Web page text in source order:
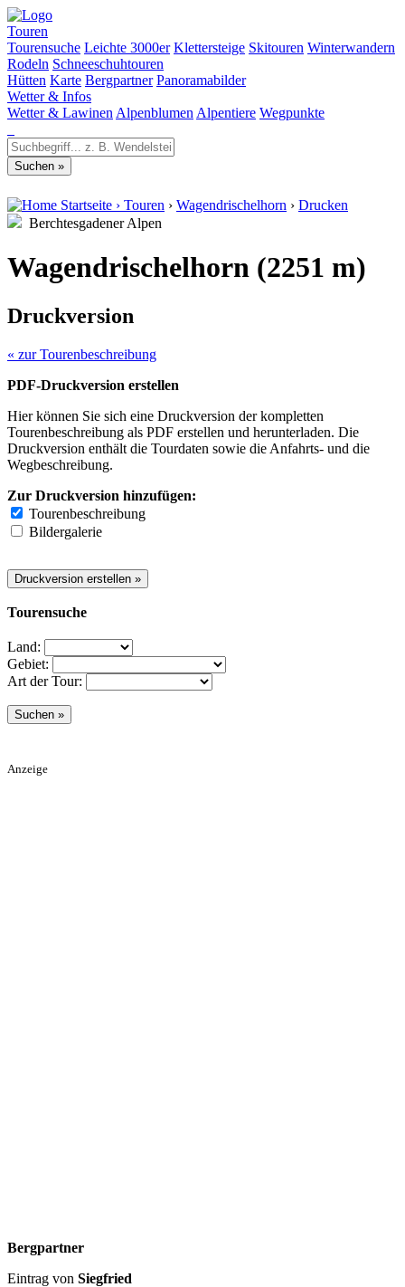
Touren
Tourensuche Leichte 3000er Klettersteige Skitouren Winterwandern
Rodeln Schneeschuhtouren
Hütten Karte Bergpartner Panoramabilder
Wetter & Infos
Wetter & Lawinen Alpenblumen Alpentiere Wegpunkte
Startseite › Touren › Wagendrischelhorn › Drucken
Berchtesgadener Alpen
Wagendrischelhorn (2251 m)
Druckversion
« zur Tourenbeschreibung
PDF-Druckversion erstellen
Hier können Sie sich eine Druckversion der kompletten
Tourenbeschreibung als PDF erstellen und herunterladen. Die
Druckversion enthält die Tourdaten sowie die Anfahrts- und die
Wegbeschreibung.
Zur Druckversion hinzufügen:
Tourenbeschreibung
Bildergalerie
Tourensuche
Land:
Gebiet:
Art der Tour:
Anzeige
Bergpartner
Eintrag von Siegfried